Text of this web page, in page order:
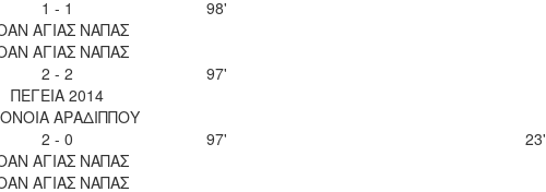
1 - 1
ΑΓΙΑΣ ΝΑΠΑΣ
98'
ΑΓΙΑΣ ΝΑΠΑΣ
2 - 2
ΠΕΓΕΙΑ 2014
97'
ΑΡΑΔΙΠΠΟΥ
2 - 0
ΑΓΙΑΣ ΝΑΠΑΣ
97'
23'
ΑΓΙΑΣ ΝΑΠΑΣ